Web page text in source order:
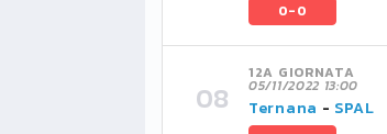
0-0
12A GIORNATA
05/11/2022 13:00
Ternana - SPAL